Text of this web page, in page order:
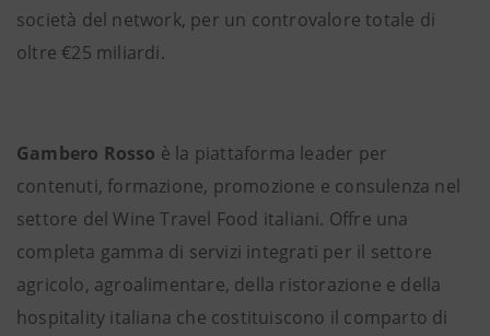
società del network, per un controvalore totale di
oltre €25 miliardi.
Gambero Rosso è la piattaforma leader per
contenuti, formazione, promozione e consulenza nel
settore del Wine Travel Food italiani. Offre una
completa gamma di servizi integrati per il settore
agricolo, agroalimentare, della ristorazione e della
hospitality italiana che costituiscono il comparto di